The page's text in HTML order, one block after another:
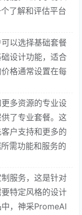
了解和评估平台
以选择基础套餐
设计功能，适合
格通常设置在每
多资源的专业设
了专业套餐。这
户支持和更多的
需功能和服务的
服务，这是针对
特定风格的设计
，神采PromeAI